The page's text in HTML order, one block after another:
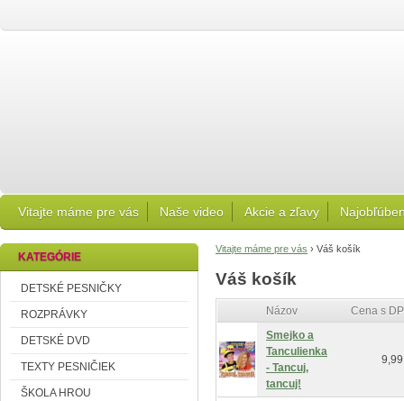
Vitajte máme pre vás Naše video Akcie a zľavy
Vitajte máme pre vás › Váš košík
Váš košík
Názov
Cena s
Smejko a
Tanculienka
- Tancuj,
tancuj!
KATEGÓRIE
DETSKÉ PESNIČKY
ROZPRÁVKY
DETSKÉ DVD
TEXTY PESNIČIEK
ŠKOLA HROU